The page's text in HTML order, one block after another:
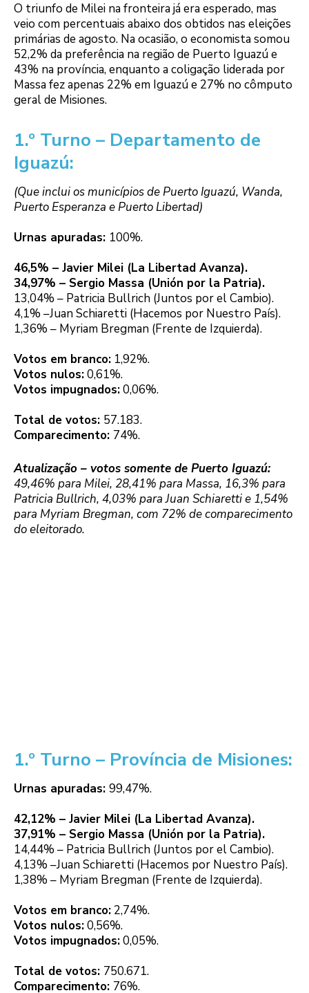
O triunfo de Milei na fronteira já era esperado, mas
veio com percentuais abaixo dos obtidos nas eleições
primárias de agosto. Na ocasião, o economista somou
52,2% da preferência na região de Puerto Iguazú e
43% na província, enquanto a coligação liderada por
Massa fez apenas 22% em Iguazú e 27% no cômputo
geral de Misiones.
1.º Turno – Departamento de
Iguazú:
(Que inclui os municípios de Puerto Iguazú, Wanda,
Puerto Esperanza e Puerto Libertad)
Urnas apuradas: 100%.
46,5% – Javier Milei (La Libertad Avanza).
34,97% – Sergio Massa (Unión por la Patria).
13,04% – Patricia Bullrich (Juntos por el Cambio).
4,1% –Juan Schiaretti (Hacemos por Nuestro País).
1,36% – Myriam Bregman (Frente de Izquierda).
Votos em branco: 1,92%.
Votos nulos:0,61%.
Votos impugnados:0,06%.
Total de votos: 57.183.
Comparecimento: 74%.
Atualização – votos somente de Puerto Iguazú:
49,46% para Milei, 28,41% para Massa, 16,3% para
Patricia Bullrich, 4,03% para Juan Schiaretti e 1,54%
para Myriam Bregman, com 72% de comparecimento
do eleitorado.
1.º Turno – Província de Misiones:
Urnas apuradas: 99,47%.
42,12% – Javier Milei (La Libertad Avanza).
37,91% – Sergio Massa (Unión por la Patria).
14,44% – Patricia Bullrich (Juntos por el Cambio).
4,13% –Juan Schiaretti (Hacemos por Nuestro País).
1,38% – Myriam Bregman (Frente de Izquierda).
Votos em branco: 2,74%.
Votos nulos:0,56%.
Votos impugnados:0,05%.
Total de votos: 750.671.
Comparecimento: 76%.